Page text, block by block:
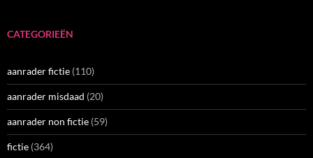
CATEGORIEËN
aanrader fictie (110)
aanrader misdaad (20)
aanrader non fictie (59)
fictie (364)